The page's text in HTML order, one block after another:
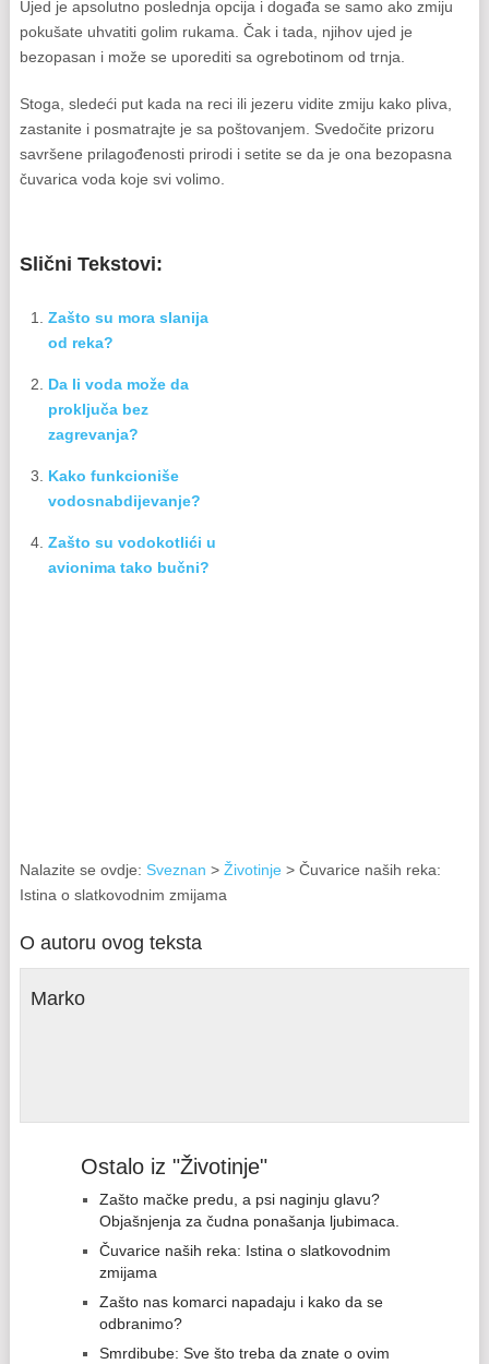
Ujed je apsolutno poslednja opcija i događa se samo ako zmiju
pokušate uhvatiti golim rukama. Čak i tada, njihov ujed je
bezopasan i može se uporediti sa ogrebotinom od trnja.
Stoga, sledeći put kada na reci ili jezeru vidite zmiju kako pliva,
zastanite i posmatrajte je sa poštovanjem. Svedočite prizoru
savršene prilagođenosti prirodi i setite se da je ona bezopasna
čuvarica voda koje svi volimo.
Slični Tekstovi:
Zašto su mora slanija
od reka?
Da li voda može da
proključa bez
zagrevanja?
Kako funkcioniše
vodosnabdijevanje?
Zašto su vodokotlići u
avionima tako bučni?
Nalazite se ovdje: Sveznan > Životinje> Čuvarice naših reka:
Istina o slatkovodnim zmijama
O autoru ovog teksta
Marko
Ostalo iz "Životinje"
Zašto mačke predu, a psi naginju glavu?
Objašnjenja za čudna ponašanja ljubimaca.
Čuvarice naših reka: Istina o slatkovodnim
zmijama
Zašto nas komarci napadaju i kako da se
odbranimo?
Smrdibube: Sve što treba da znate o ovim